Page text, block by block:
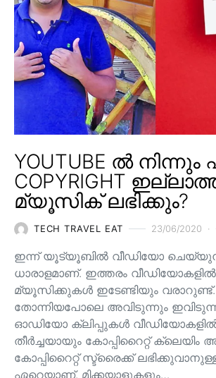
YOUTUBE ൽ
COPYRIGHT
മ്യൂസിക് ലഭിക്കും?
TECH TRAVEL EAT 23/06/2020
ഇന്ന് യൂട്യൂബിൽ വീഡിയോ
ധാരാളമാണ്. ഇത്തരം
മ്യൂസിക്കുകൾ ഇടേണ്ടിയും
തോന്നിയപോലെ അവിടുന്നും
ഓഡിയോ ക്ലിപ്പുകൾ വീഡിയോകളിൽ
തീർച്ചയായും കോപ്പിറൈറ്റ് ക്ലെയിം
കോപ്പിറൈറ്റ് സ്ട്രൈക്ക്
ഏറെയാണ്. മിക്കയാളുകളും…